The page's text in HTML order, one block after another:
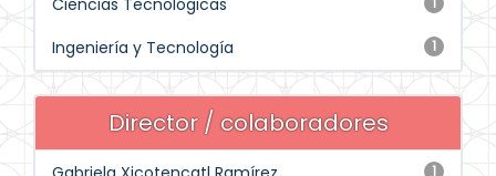
Ciencias Tecnológicas
1
Ingeniería y Tecnología
Director / colaboradores
1